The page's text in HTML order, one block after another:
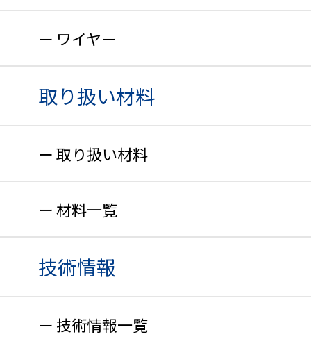
ワイヤー
取り扱い材料
取り扱い材料
材料一覧
技術情報
技術情報一覧